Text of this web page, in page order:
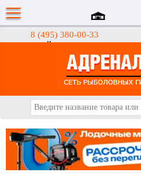
8 (495) 380-00-33
Интернет-магазин